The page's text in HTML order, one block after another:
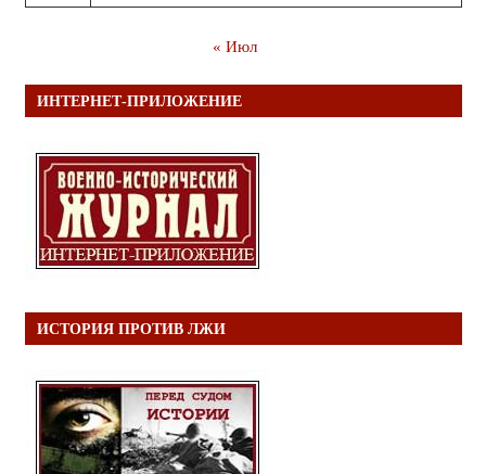
« Июл
ИНТЕРНЕТ-ПРИЛОЖЕНИЕ
ИСТОРИЯ ПРОТИВ ЛЖИ